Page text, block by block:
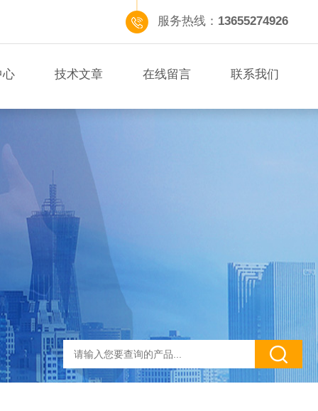
服务热线： 13655274926
心 技术文章 在线留言 联系我们